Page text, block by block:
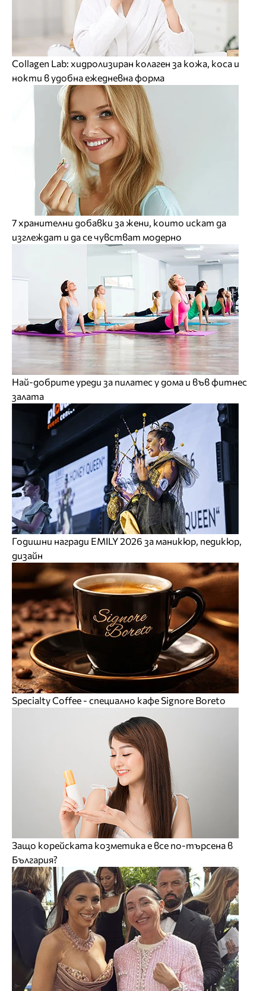
Collagen Lab: хидролизиран колаген за кожа, коса и
нокти в удобна ежедневна форма
7 хранителни добавки за жени, които искат да
изглеждат и да се чувстват модерно
Най-добрите уреди за пилатес у дома и във фитнес
залата
Годишни награди EMILY 2026 за маникюр, педикюр,
дизайн
Specialty Coffee - специално кафе Signore Boreto
Защо корейската козметика е все по-търсена в
България?